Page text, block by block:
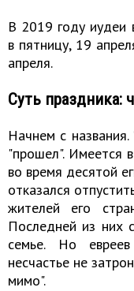
В 2019 году иудеи
в пятницу, 19
апреля.
Суть праздника:
Начнем с
"прошел". Имеется
во время десятой
отказался
жителей его
Последней из них
семье. Но
несчастье не
мимо".